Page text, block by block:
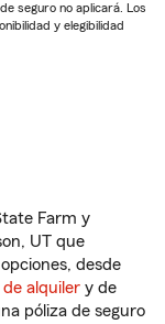
seguro no aplicará. Los
y elegibilidad
Farm y
UT que
desde
alquiler y de
póliza de seguro